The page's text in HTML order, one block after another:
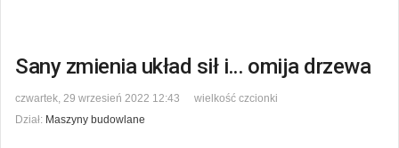
Sany zmienia układ sił i… omija drzewa
czwartek, 29 wrzesień 2022 12:43
wielkość czcionki
Dział: Maszyny budowlane